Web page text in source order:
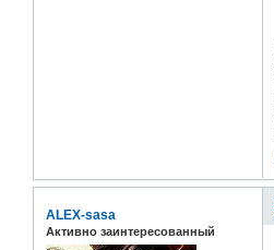
ALEX-sasa
Активно заинтересованный